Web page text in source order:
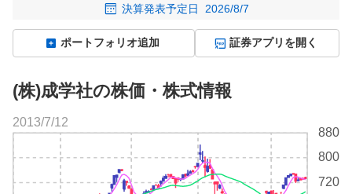
決算発表予定日 2026/8/7
ポートフォリオ追加 証券アプリを開く
(株)成学社の株価・株式情報
720
800
880
2013/7/12